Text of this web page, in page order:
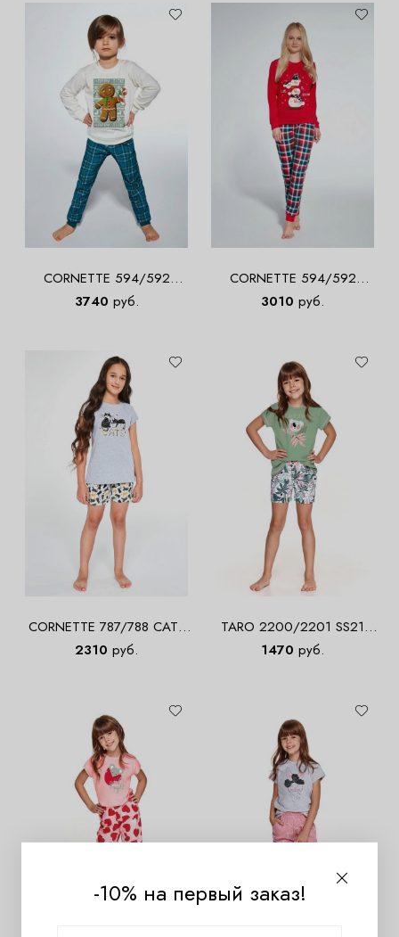
CORNETTE 594/592
COOKIE 3 Пижама для
3740 руб.
CORNETTE 594/592
SNOWMAN 2 Пижама для
3010 руб.
CORNETTE 787/788 CATS
Пижама для девочек с
2310 руб.
TARO 2200/2201 SS21
HANIA Пижама для девочек
1470 руб.
-10% на первый заказ!